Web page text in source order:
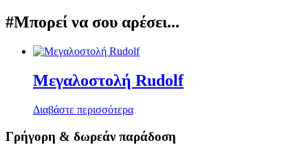
#Μπορεί να σου αρέσει...
Μεγαλοστολή Rudolf
Διαβάστε περισσότερα
Γρήγορη & δωρεάν παράδοση